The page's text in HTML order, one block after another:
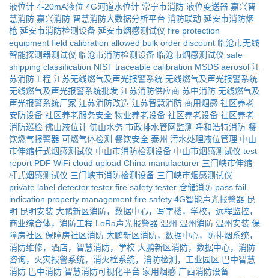
液位计 4-20mA液位 4G河道水位计 常宁市消防 液位变送器 嘉兴智
慧消防 嘉兴消防 智慧消防大数据分析平台 消防联动 延安市消防烟
枪 延安市消防检测设备 延安市烟感测试仪 fire protection
equipment field calibration allowed bulk order discount 临沧市无线
智能探测器测试仪 临沧市消防检测设备 临沧市烟感测试仪 safe
shipping classification NIST traceable calibration MSDS aerosol 江
苏消防工程 江苏无线燃气及声光报警系统 无线燃气及声光报警系统
无线燃气及声光报警系统批发 江苏消防供应商 苏中消防 无线燃气及
声光报警系统厂家 江苏消防改造 江苏智慧消防 商用烟感 社区养老
安防设备 社区养老服务安全 物业养老设备 社区养老设备 社区养老
消防巡检 佛山液位计 佛山水务 市政排水管网监测 呼和浩特消防 餐
饮燃气报警器 可燃气体检测 餐饮安全 泰州 污水处理液位管理 中山
市伸缩杆式烟感测试仪 中山市消防检测设备 中山市烟感测试仪 test
report PDF WiFi cloud upload China manufacturer 三门峡市伸缩
杆式烟感测试仪 三门峡市消防检测设备 三门峡市烟感测试仪
private label detector tester fire safety tester 仓储消防 pass fail
indication property management fire safety 4G智能声光报警器 昆
明 昆明安装 大鹏新区消防，数据中心，写字楼，学校，远程监控，
商业综合体，消防工程 LoRa声光报警器 温州 温州消防 温州安装 保
障房社区 保障房社区消防 大鹏新区消防，数据中心，防排烟系统，
消防维修，酒店，智慧消防，学校 大鹏新区消防，数据中心，消防
咨询，火灾报警系统，消火栓系统，消防检测，工业园区 巴中智慧
消防 巴中消防 智慧消防可视化平台 家用烟感 广西消防设备